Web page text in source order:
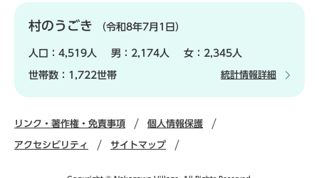
村のうごき （令和8年7月1日）
人口： 4,519人 男： 2,174人 女： 2,345人
世帯数： 1,722世帯 統計情報詳細
リンク・著作権・免責事項 個人情報保護
アクセシビリティ サイトマップ